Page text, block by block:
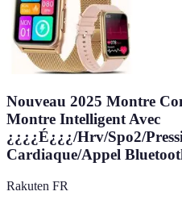
Nouveau 2025 Montre
Montre Intelligent Avec
¿¿¿¿É¿¿¿/Hrv/Spo2/
Cardiaque/Appel
Rakuten FR